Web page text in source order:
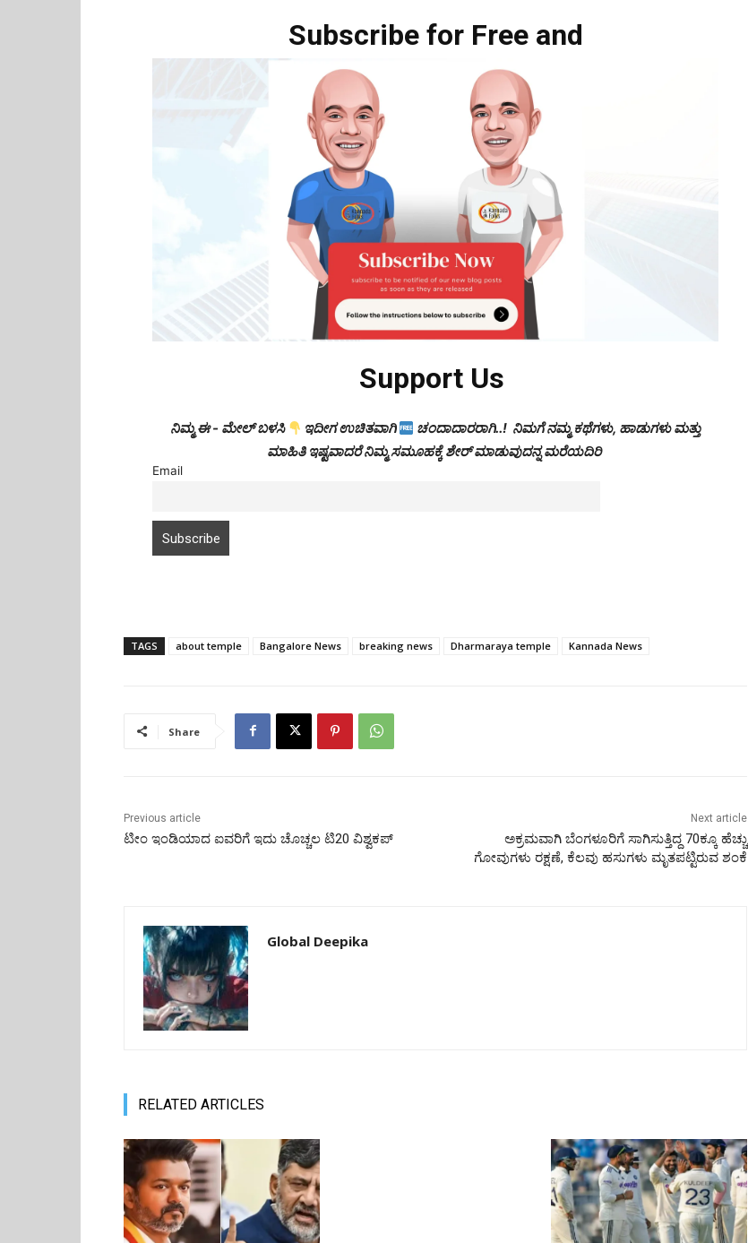
Subscribe for Free and
Support Us
ನಿಮ್ಮ ಈ - ಮೇಲ್ ಬಳಸಿ ಇದೀಗ ಉಚಿತವಾಗಿ
ಚಂದಾದಾರರಾಗಿ..! ನಿಮಗೆ ನಮ್ಮ ಕಥೆಗಳು, ಹಾಡುಗಳು ಮತ್ತು
ಮಾಹಿತಿ ಇಷ್ಟವಾದರೆ ನಿಮ್ಮ ಸಮೂಹಕ್ಕೆ ಶೇರ್ ಮಾಡುವುದನ್ನ ಮರೆಯದಿರಿ
Email
TAGS about temple Bangalore News breaking news Dharmaraya temple Kannada News
Share
Previous article
ಟೀಂ ಇಂಡಿಯಾದ ಐವರಿಗೆ ಇದು ಚೊಚ್ಚಲ ಟಿ20 ವಿಶ್ವಕಪ್
Next article
ಅಕ್ರಮವಾಗಿ ಬೆಂಗಳೂರಿಗೆ ಸಾಗಿಸುತ್ತಿದ್ದ 70ಕ್ಕೂ ಹೆಚ್ಚು
ಗೋವುಗಳು ರಕ್ಷಣೆ, ಕೆಲವು ಹಸುಗಳು ಮೃತಪಟ್ಟಿರುವ ಶಂಕೆ
Global Deepika
RELATED ARTICLES